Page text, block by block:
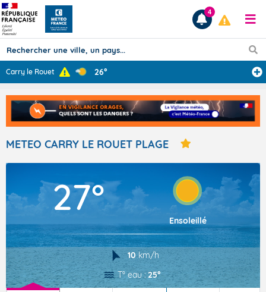
Prévisions
TOUS LES RÉSULTATS
Articles
4
Carry le Rouet 26°
METEO CARRY LE ROUET PLAGE
27°
Ensoleillé
10 km/h
T° eau :25°